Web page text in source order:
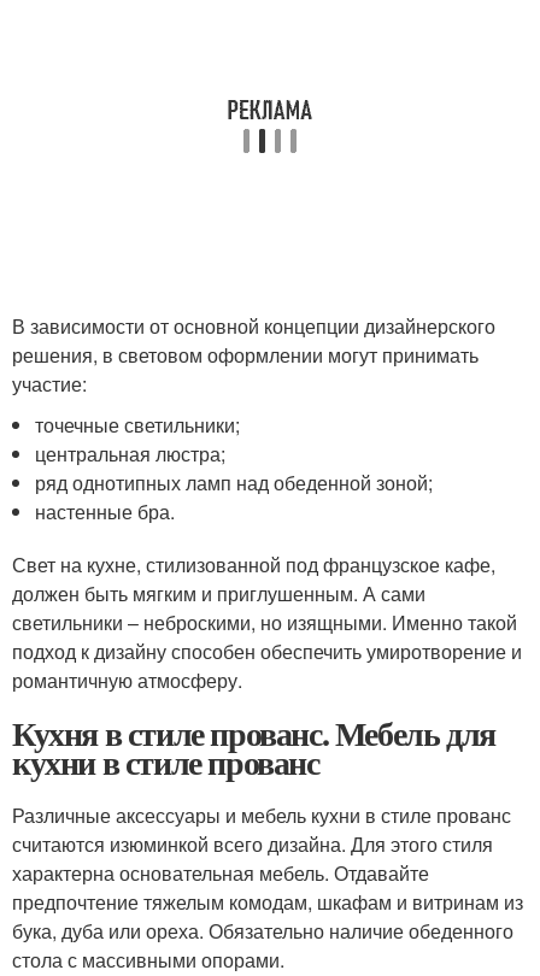
В зависимости от основной концепции дизайнерского
решения, в световом оформлении могут принимать
участие:
точечные светильники;
центральная люстра;
ряд однотипных ламп над обеденной зоной;
настенные бра.
Свет на кухне, стилизованной под французское кафе,
должен быть мягким и приглушенным. А сами
светильники – неброскими, но изящными. Именно такой
подход к дизайну способен обеспечить умиротворение и
романтичную атмосферу.
Кухня в стиле прованс. Мебель для
кухни в стиле прованс
Различные аксессуары и мебель кухни в стиле прованс
считаются изюминкой всего дизайна. Для этого стиля
характерна основательная мебель. Отдавайте
предпочтение тяжелым комодам, шкафам и витринам из
бука, дуба или ореха. Обязательно наличие обеденного
стола с массивными опорами.